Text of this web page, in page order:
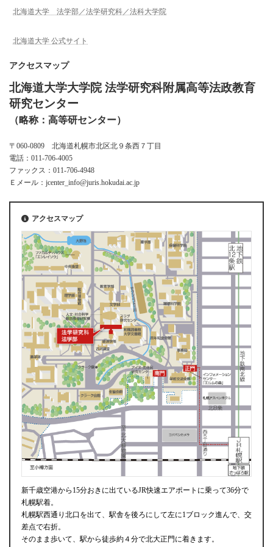
北海道大学 法学部／法学研究科／法科大学院
北海道大学 公式サイト
アクセスマップ
北海道大学大学院 法学研究科附属高等法政教育
研究センター
（略称：高等研センター）
〒060-0809 北海道札幌市北区北９条西７丁目
電話：011-706-4005
ファックス：011-706-4948
Ｅメール：jcenter_info@juris.hokudai.ac.jp
アクセスマップ
新千歳空港から15分おきに出ているJR快速エアポートに乗って36分で
札幌駅着。
札幌駅西通り北口を出て、駅舎を後ろにして左に1ブロック進んで、交
差点で右折。
そのまま歩いて、駅から徒歩約４分で北大正門に着きます。